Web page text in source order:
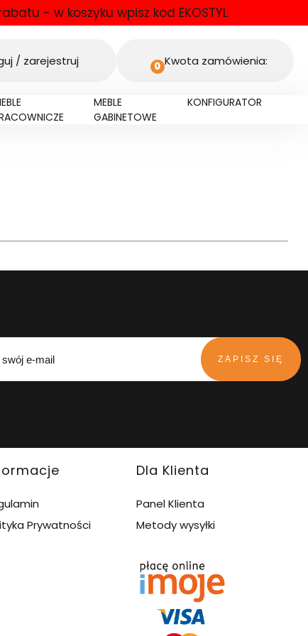
- w koszyku wpisz kod EKOSTYL
/ zarejestruj 0 Kwota zamówienia:
MEBLE
GABINETOWE
KONFIGURATOR
ZAPISZ SIĘ
Prywatności
Dla Klienta
Panel Klienta
Metody wysyłki